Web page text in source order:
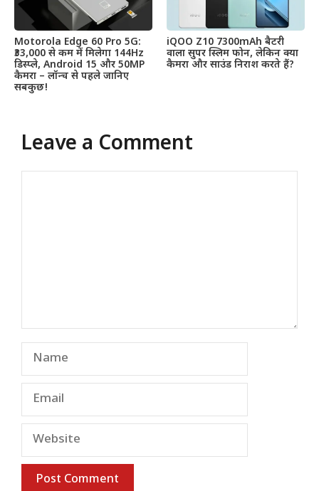
Motorola Edge 60 Pro 5G:
₹33,000 से कम में मिलेगा 144Hz
डिस्प्ले, Android 15 और 50MP
कैमरा – लॉन्च से पहले जानिए
सबकुछ!
iQOO Z10 7300mAh बैटरी
वाला सुपर स्लिम फोन, लेकिन क्या
कैमरा और साउंड निराश करते हैं?
Leave a Comment
Name
Email
Website